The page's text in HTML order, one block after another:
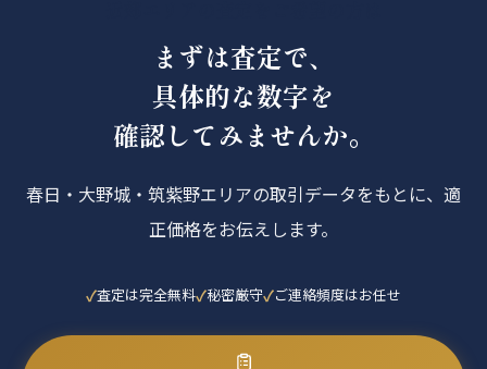
まずは査定で、
具体的な数字を
確認してみませんか。
春日・大野城・筑紫野エリアの取引データをもとに、適
正価格をお伝えします。
査定は完全無料 秘密厳守 ご連絡頻度はお任せ